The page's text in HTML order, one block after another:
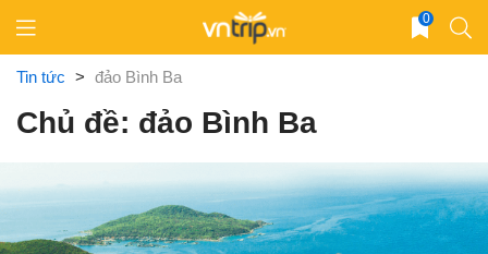
content
0
Tin tức > đảo Bình Ba
Chủ đề: đảo Bình Ba